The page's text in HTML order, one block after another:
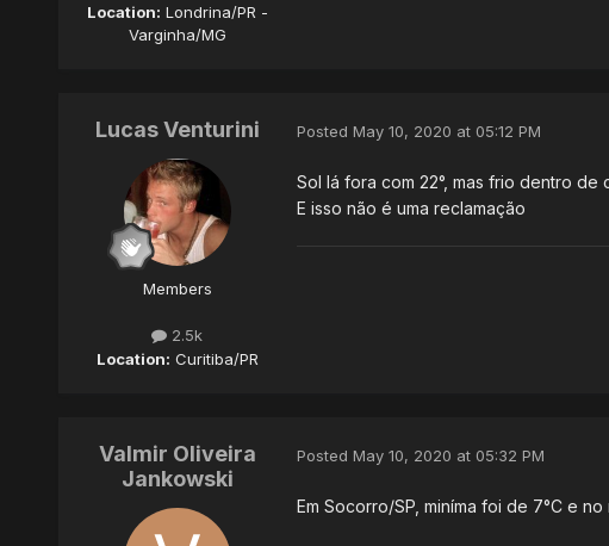
Location: Londrina/PR -
Varginha/MG
Lucas Venturini
Members
2.5k
Location: Curitiba/PR
Posted May 10, 2020 at 05:12 PM
Sol lá fora com 22°, mas frio dentro de
E isso não é uma reclamação
Valmir Oliveira
Jankowski
Posted May 10, 2020 at 05:32 PM
Em Socorro/SP, miníma foi de 7°C e